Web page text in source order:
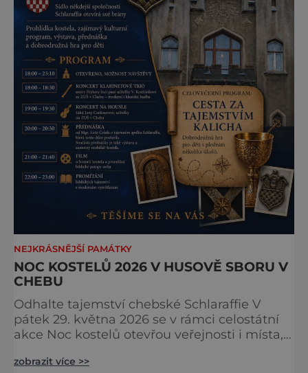
NEJKRÁSNĚJŠÍ PAMÁTKY
NOC KOSTELŮ 2026 V HUSOVĚ SBORU V
CHEBU
Odhalte tajemství chebské Schlaraffie V
pátek 29. května 2026 se v rámci celostátní
akce Noc kostelů otevřou veřejnosti i místa,
nejzajímavějších bude bezesporu Husův
zobrazit více >>